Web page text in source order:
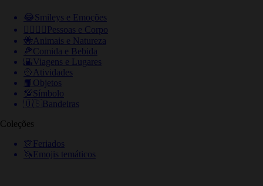
😂Smileys e Emoções
👩‍❤️‍💋‍👨 Pessoas e Corpo
🐝Animais e Natureza
🍕Comida e Bebida
🌇Viagens e Lugares
🥎 Atividades
📙 Objetos
💯Símbolo
🇺🇸Bandeiras
Coleções
🎊 Feriados
🦄Emojis temáticos